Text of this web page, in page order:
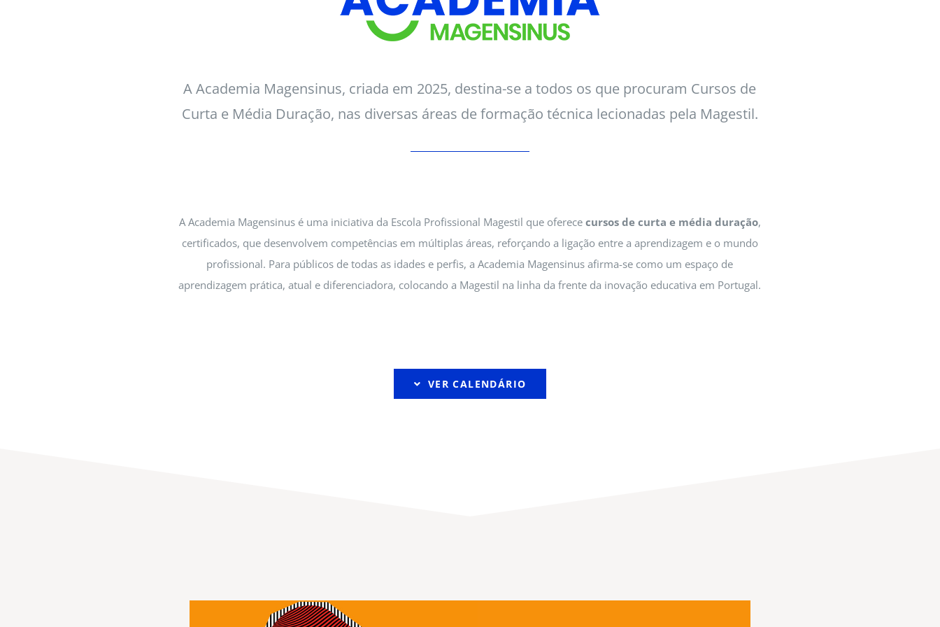
A Academia Magensinus, criada em 2025, destina-se a todos os que procuram Cursos de
Curta e Média Duração, nas diversas áreas de formação técnica lecionadas pela Magestil.
A Academia Magensinus é uma iniciativa da Escola Profissional Magestil que oferece cursos de curta e média duração,
certificados, que desenvolvem competências em múltiplas áreas, reforçando a ligação entre a aprendizagem e o mundo
profissional. Para públicos de todas as idades e perfis, a Academia Magensinus afirma-se como um espaço de
aprendizagem prática, atual e diferenciadora, colocando a Magestil na linha da frente da inovação educativa em Portugal.
VER CALENDÁRIO